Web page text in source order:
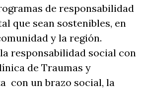
de responsabilidad
que sean sostenibles, en
y la región.
responsabilidad social con
de Traumas y
con un brazo social, la